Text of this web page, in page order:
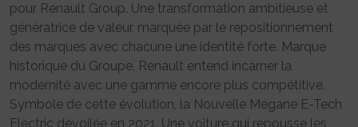
pour Renault Group. Une transformation ambitieuse et
génératrice de valeur, marquée par le repositionnement
des marques avec chacune une identité forte. Marque
historique du Groupe, Renault entend incarner la
modernité avec une gamme encore plus compétitive.
Symbole de cette évolution, la Nouvelle Mégane E-Tech
Electric dévoilée en 2021. Une voiture qui repousse les